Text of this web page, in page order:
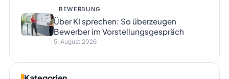
BEWERBUNG
Über KI sprechen: So überzeugen
Bewerber im Vorstellungsgespräch
5. August 2026